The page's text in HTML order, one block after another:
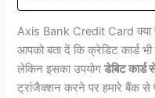
Axis Bank Credit Card क्या
आपको बता दें कि क्रेडिट कार्ड
लेकिन इसका उपयोगडेबिट
ट्रांजैक्शन करने पर हमारे बैंक से